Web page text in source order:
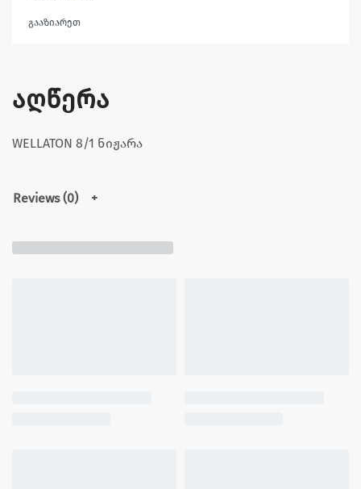
გააზიარეთ
აღწერა
WELLATON 8/1 ნიჟარა
Reviews (0)